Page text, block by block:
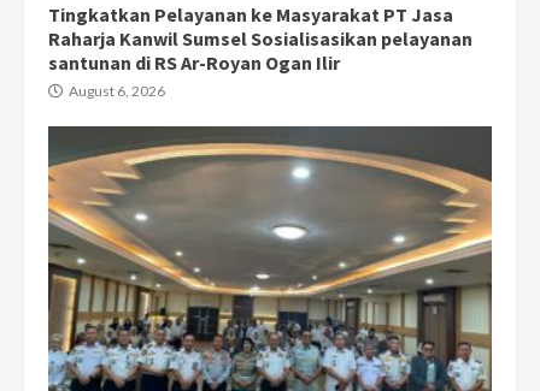
Tingkatkan Pelayanan ke Masyarakat PT Jasa
Raharja Kanwil Sumsel Sosialisasikan pelayanan
santunan di RS Ar-Royan Ogan Ilir
August 6, 2026